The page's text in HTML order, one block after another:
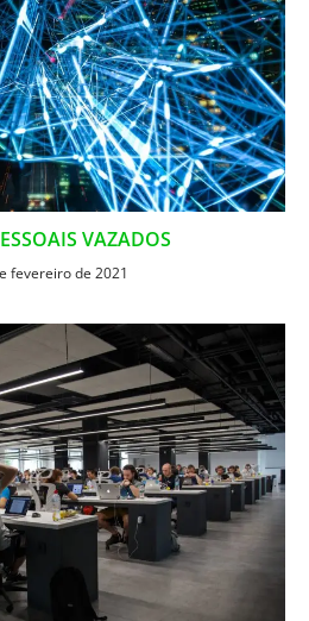
VAZADOS
fevereiro de 2021